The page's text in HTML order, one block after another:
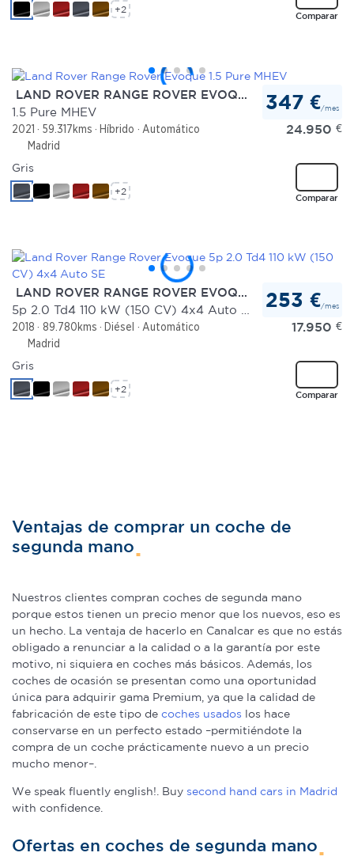
Comparar
+2
LAND ROVER RANGE ROVER EVOQUE
1.5 Pure MHEV
2021 59.317kms Híbrido
Automático
Madrid
347 €/mes
24.950 €
Comparar
Gris
+2
LAND ROVER RANGE ROVER EVOQUE
2018 89.780kms Diésel
Automático
Madrid
253 €/mes
17.950 €
Comparar
Gris
+2
Ventajas de comprar un coche de
segunda mano
Nuestros clientes compran coches de segunda mano
porque estos tienen un precio menor que los nuevos, eso es
un hecho. La ventaja de hacerlo en Canalcar es que no estás
obligado a renunciar a la calidad o a la garantía por este
motivo, ni siquiera en coches más básicos. Además, los
coches de ocasión se presentan como una oportunidad
única para adquirir gama Premium, ya que la calidad de
fabricación de este tipo de coches usados los hace
conservarse en un perfecto estado –permitiéndote la
compra de un coche prácticamente nuevo a un precio
mucho menor–.
We speak fluently english!. Buy second hand cars in Madrid
with confidence.
Ofertas en coches de segunda mano